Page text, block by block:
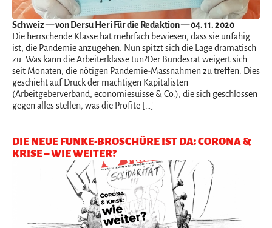
Schweiz— von Dersu Heri Für die Redaktion — 04. 11. 2020
Die herrschende Klasse hat mehrfach bewiesen, dass sie unfähig
ist, die Pandemie anzugehen. Nun spitzt sich die Lage dramatisch
zu. Was kann die Arbeiterklasse tun?Der Bundesrat weigert sich
seit Monaten, die nötigen Pandemie-Massnahmen zu treffen. Dies
geschieht auf Druck der mächtigen Kapitalisten
(Arbeitgeberverband, economiesuisse & Co.), die sich geschlossen
gegen alles stellen, was die Profite […]
DIE NEUE FUNKE-BROSCHÜRE IST DA: CORONA &
KRISE – WIE WEITER?